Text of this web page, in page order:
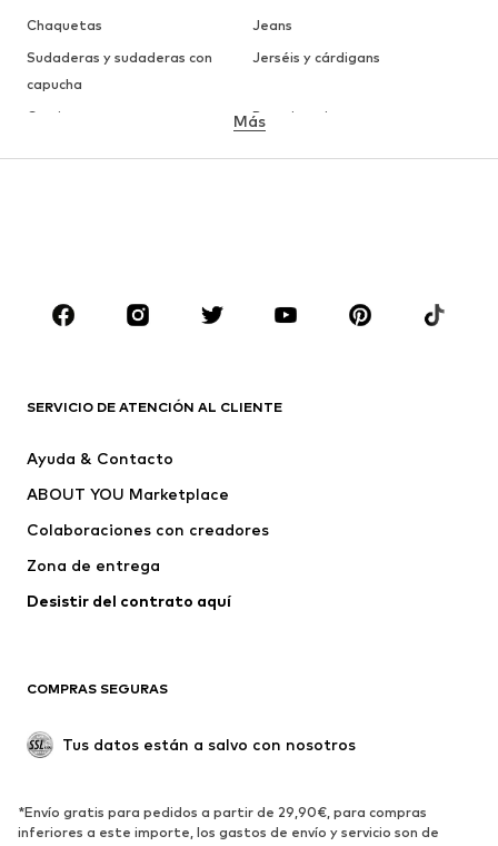
Chaquetas
Jeans
Sudaderas y sudaderas con
capucha
Jerséis y cárdigans
Camisetas
Ropa interior
ROPA
Camisetas
Jeans
Pantalones
Ropa interior
Jerséis y cárdigans
Trajes y chaquetas
Nuevo
Tendencia
Zapatos bajos
Zapatos deportivos
Más
SERVICIO DE ATENCIÓN AL CLIENTE
Ayuda & Contacto
ABOUT YOU Marketplace
Colaboraciones con creadores
Zona de entrega
Desistir del contrato aquí
COMPRAS SEGURAS
Tus datos están a salvo con nosotros
*Envío gratis para pedidos a partir de 29,90€, para compras
inferiores a este importe, los gastos de envío y servicio son de